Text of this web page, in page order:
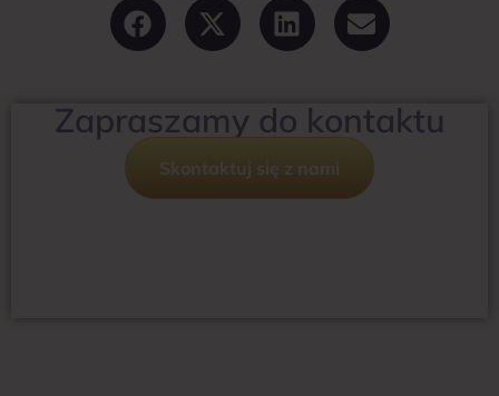
Zapraszamy do kontaktu
Skontaktuj się z nami